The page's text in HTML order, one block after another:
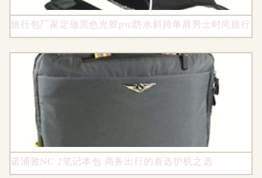
旅行包厂家定做黑色光胶pvc防水斜跨单肩男士时尚旅行
诺浦敦NC 2笔记本包 商务出行的首选护机之选